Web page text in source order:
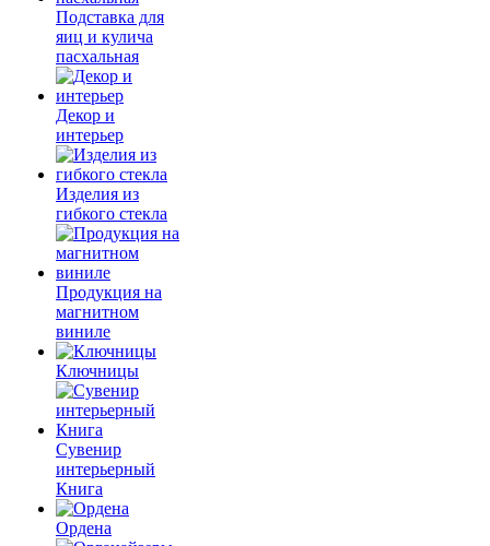
Подставка для
яиц и кулича
пасхальная
Декор и
интерьер
Изделия из
гибкого стекла
Продукция на
магнитном
виниле
Ключницы
Сувенир
интерьерный
Книга
Ордена